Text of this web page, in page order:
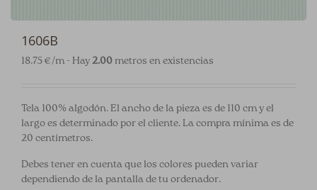
1606B
18.75 €/m - Hay2.00 metros en existencias
Tela 100% algodón. El ancho de la pieza es de 110 cm y el
largo es determinado por el cliente. La compra mínima es de
20 centímetros.
Debes tener en cuenta que los colores pueden variar
dependiendo de la pantalla de tu ordenador.